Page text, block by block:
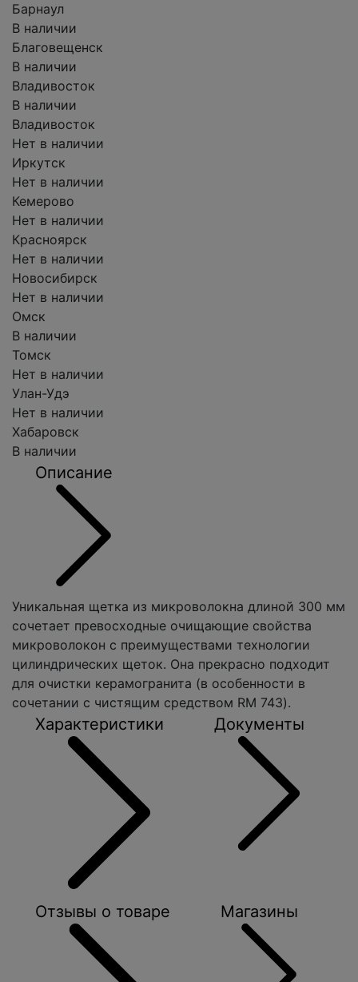
Барнаул
В наличии
Благовещенск
В наличии
Владивосток
В наличии
Владивосток
Нет в наличии
Иркутск
Нет в наличии
Кемерово
Нет в наличии
Красноярск
Нет в наличии
Новосибирск
Нет в наличии
Омск
В наличии
Томск
Нет в наличии
Улан-Удэ
Нет в наличии
Хабаровск
В наличии
Описание
Уникальная щетка из микроволокна длиной 300 мм
сочетает превосходные очищающие свойства
микроволокон с преимуществами технологии
цилиндрических щеток. Она прекрасно подходит
для очистки керамогранита (в особенности в
сочетании с чистящим средством RM 743).
Характеристики Документы
Отзывы о товаре Магазины